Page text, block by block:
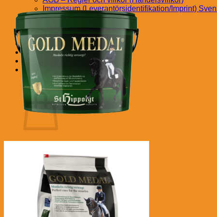
Impressum (Leverantörsidentifikation/Imprint)
Tävlingens villkor Svensk
Avbryt köp
Kontakt Svensk
Om oss Svensk
kr 0.00
€ 0.00
Varukorg
Gå tillbaka till butiken